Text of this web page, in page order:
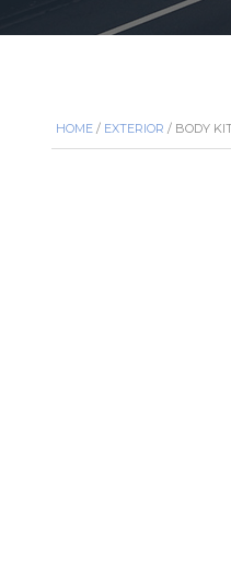
HOME / EXTERIOR / BODY